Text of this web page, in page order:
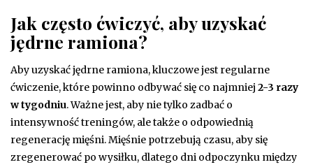
Jak często ćwiczyć, aby uzyskać
jędrne ramiona?
Aby uzyskać jędrne ramiona, kluczowe jest regularne
ćwiczenie, które powinno odbywać się co najmniej 2-3 razy
w tygodniu. Ważne jest, aby nie tylko zadbać o
intensywność treningów, ale także o odpowiednią
regenerację mięśni. Mięśnie potrzebują czasu, aby się
zregenerować po wysiłku, dlatego dni odpoczynku między